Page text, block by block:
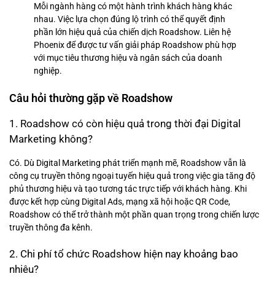
Mỗi ngành hàng có một hành trình khách hàng khác
nhau. Việc lựa chọn đúng lộ trình có thể quyết định
phần lớn hiệu quả của chiến dịch Roadshow. Liên hệ
Phoenix để được tư vấn giải pháp Roadshow phù hợp
với mục tiêu thương hiệu và ngân sách của doanh
nghiệp.
Câu hỏi thường gặp về Roadshow
1. Roadshow có còn hiệu quả trong thời đại Digital
Marketing không?
Có. Dù Digital Marketing phát triển mạnh mẽ, Roadshow vẫn là
công cụ truyền thông ngoại tuyến hiệu quả trong việc gia tăng độ
phủ thương hiệu và tạo tương tác trực tiếp với khách hàng. Khi
được kết hợp cùng Digital Ads, mạng xã hội hoặc QR Code,
Roadshow có thể trở thành một phần quan trọng trong chiến lược
truyền thông đa kênh.
2. Chi phí tổ chức Roadshow hiện nay khoảng bao
nhiêu?